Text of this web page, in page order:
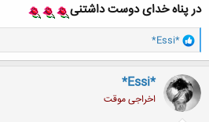
در پناه خدای دوست داشتنی
و
ا
ک
ن
ش
ه
ا
*Essi*
*Essi*
اخراجی موقت